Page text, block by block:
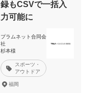
録もCSVで一括入
力可能に
プラムネット合同会
社
杉本様
スポーツ・
アウトドア
福岡